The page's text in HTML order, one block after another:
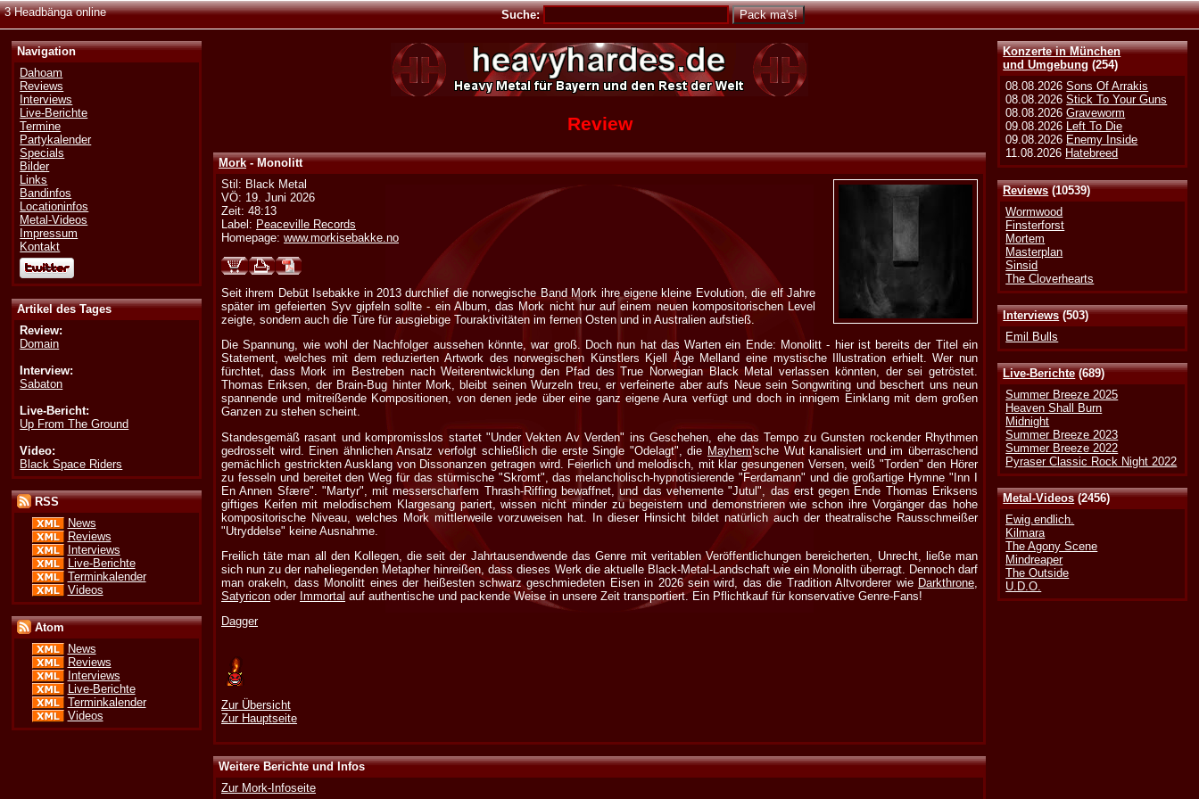
3 Headbänga online Suche:
Konzerte in München
und Umgebung (254)
08.08.2026Sons Of Arrakis
08.08.2026Stick To Your Guns
08.08.2026Graveworm
09.08.2026 Left To Die
09.08.2026 Enemy Inside
11.08.2026 Hatebreed
Reviews(10539)
Wormwood
Finsterforst
Mortem
Masterplan
Sinsid
The Cloverhearts
Interviews(503)
Emil Bulls
Live-Berichte(689)
Summer Breeze 2025
Heaven Shall Burn
Midnight
Summer Breeze 2023
Summer Breeze 2022
Pyraser Classic Rock Night 2022
Metal-Videos(2456)
Ewig.endlich.
Kilmara
The Agony Scene
Mindreaper
The Outside
U.D.O.
Navigation
Dahoam
Reviews
Interviews
Live-Berichte
Termine
Partykalender
Specials
Bilder
Links
Bandinfos
Locationinfos
Metal-Videos
Impressum
Kontakt
Artikel des Tages
Review:
Domain
Interview:
Sabaton
Live-Bericht:
Up From The Ground
Video:
Black Space Riders
RSS
News
Reviews
Interviews
Live-Berichte
Terminkalender
Videos
Atom
News
Reviews
Interviews
Live-Berichte
Terminkalender
Videos
Review
Mork- Monolitt
Stil: Black Metal
VÖ: 19. Juni 2026
Zeit: 48:13
Label: Peaceville Records
Homepage:www.morkisebakke.no
Seit ihrem Debüt Isebakke in 2013 durchlief die norwegische Band Mork ihre eigene kleine Evolution, die elf Jahre
später im gefeierten Syv gipfeln sollte - ein Album, das Mork nicht nur auf einem neuen kompositorischen Level
zeigte, sondern auch die Türe für ausgiebige Touraktivitäten im fernen Osten und in Australien aufstieß.
Die Spannung, wie wohl der Nachfolger aussehen könnte, war groß. Doch nun hat das Warten ein Ende: Monolitt - hier ist bereits der Titel ein
Statement, welches mit dem reduzierten Artwork des norwegischen Künstlers Kjell Åge Melland eine mystische Illustration erhielt. Wer nun
fürchtet, dass Mork im Bestreben nach Weiterentwicklung den Pfad des True Norwegian Black Metal verlassen könnten, der sei getröstet.
Thomas Eriksen, der Brain-Bug hinter Mork, bleibt seinen Wurzeln treu, er verfeinerte aber aufs Neue sein Songwriting und beschert uns neun
spannende und mitreißende Kompositionen, von denen jede über eine ganz eigene Aura verfügt und doch in innigem Einklang mit dem großen
Ganzen zu stehen scheint.
Standesgemäß rasant und kompromisslos startet "Under Vekten Av Verden" ins Geschehen, ehe das Tempo zu Gunsten rockender Rhythmen
gedrosselt wird. Einen ähnlichen Ansatz verfolgt schließlich die erste Single "Odelagt", die Mayhem'sche Wut kanalisiert und im überraschend
gemächlich gestrickten Ausklang von Dissonanzen getragen wird. Feierlich und melodisch, mit klar gesungenen Versen, weiß "Torden" den Hörer
zu fesseln und bereitet den Weg für das stürmische "Skromt", das melancholisch-hypnotisierende "Ferdamann" und die großartige Hymne "Inn I
En Annen Sfære". "Martyr", mit messerscharfem Thrash-Riffing bewaffnet, und das vehemente "Jutul", das erst gegen Ende Thomas Eriksens
giftiges Keifen mit melodischem Klargesang pariert, wissen nicht minder zu begeistern und demonstrieren wie schon ihre Vorgänger das hohe
kompositorische Niveau, welches Mork mittlerweile vorzuweisen hat. In dieser Hinsicht bildet natürlich auch der theatralische Rausschmeißer
"Utryddelse" keine Ausnahme.
Freilich täte man all den Kollegen, die seit der Jahrtausendwende das Genre mit veritablen Veröffentlichungen bereicherten, Unrecht, ließe man
sich nun zu der naheliegenden Metapher hinreißen, dass dieses Werk die aktuelle Black-Metal-Landschaft wie ein Monolith überragt. Dennoch darf
man orakeln, dass Monolitt eines der heißesten schwarz geschmiedeten Eisen in 2026 sein wird, das die Tradition Altvorderer wie Darkthrone,
Satyricon oder Immortal auf authentische und packende Weise in unsere Zeit transportiert. Ein Pflichtkauf für konservative Genre-Fans!
Dagger
Zur Übersicht
Zur Hauptseite
Weitere Berichte und Infos
Zur Mork-Infoseite